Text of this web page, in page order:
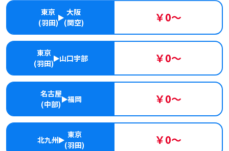
東京
(羽田)
大阪
(関空)
￥0～
東京
(羽田)
山口宇部 ￥0～
名古屋
(中部)
福岡 ￥0～
北九州
東京
(羽田)
￥0～